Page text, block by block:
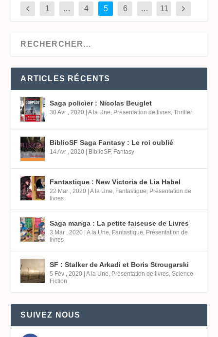
1 … 4 5 6 … 11
ARTICLES RÉCENTS
Saga policier : Nicolas Beuglet
30 Avr , 2020 |A la Une, Présentation de livres,Thriller
BiblioSF Saga Fantasy : Le roi oublié
14 Avr , 2020 BiblioSF, Fantasy
Fantastique : New Victoria de Lia Habel
22 Mar , 2020 |A la Une, Fantastique, Présentation de
livres
Saga manga : La petite faiseuse de Livres
3 Mar , 2020 |A la Une, Fantastique, Présentation de
livres
SF : Stalker de Arkadi et Boris Strougarski
5 Fév , 2020 |A la Une, Présentation de livres,Science-
Fiction
SUIVEZ NOUS